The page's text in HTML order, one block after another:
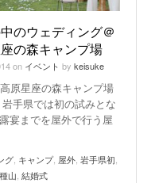
のウェディング＠
の森キャンプ場
on イベント by keisuke
原星座の森キャンプ場
手県では初の試みとな
宴までを屋外で行う屋
グ キャンプ, 屋外 岩手県初
種山 結婚式